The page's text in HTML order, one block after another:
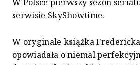
W Polsce pierwszy sezon
serwisie SkyShowtime.
W oryginale książka
opowiadała o niemal